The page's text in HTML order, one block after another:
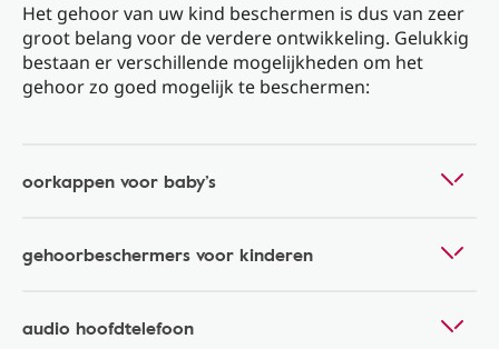
Het gehoor van uw kind beschermen is dus van zeer
groot belang voor de verdere ontwikkeling. Gelukkig
bestaan er verschillende mogelijkheden om het
gehoor zo goed mogelijk te beschermen:
oorkappen voor baby’s
gehoorbeschermers voor kinderen
audio hoofdtelefoon